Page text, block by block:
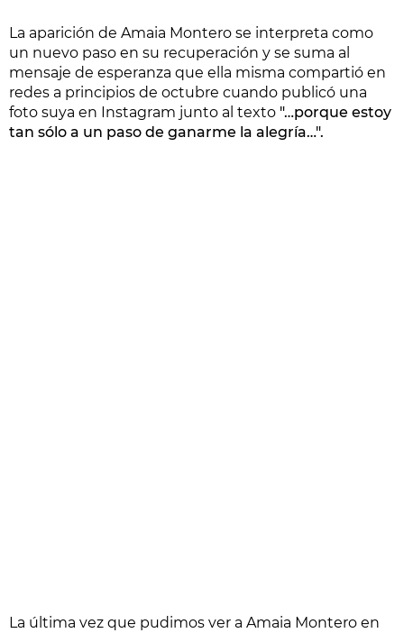
La aparición de Amaia Montero se interpreta como
un nuevo paso en su recuperación y se suma al
mensaje de esperanza que ella misma compartió en
redes a principios de octubre cuando publicó una
foto suya en Instagram junto al texto "…porque estoy
tan sólo a un paso de ganarme la alegría…".
La última vez que pudimos ver a Amaia Montero en